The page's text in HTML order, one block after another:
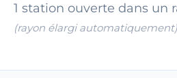
1 station ouverte dans un
(rayon élargi automatiquement)